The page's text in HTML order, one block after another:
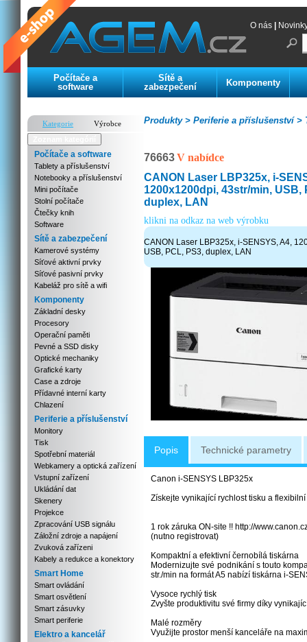
O nás
Počítače a
software
Sítě a
zabezpečení
Komponenty
Kategorie
Výrobce
Počítače a software
Tablety a příslušenství
Notebooky a příslušenství
Mini počítače
Stolní počítače
Čtečky knih
Software
Sítě a zabezpečení
Kamerové systémy
Síťové aktivní prvky
Síťové pasivní prvky
Kabeláž pro sítě a wifi
Komponenty
Základní desky
Procesory
Operační paměti
Pevné a SSD disky
Optické mechaniky
Grafické karty
Case a zdroje
Přídavné interní karty
Chlazení
Periferie a příslušenství
Monitory
Tisk
Spotřební materiál
Webkamery a optická zařízení
Vstupní zařízení
Ukládání dat
Skenery
Projekce
Zpracování USB signálu
Záložní zdroje a napájení
Zvuková zařízeni
Kabely a redukce a konektory
Smart Home
Smart ovládání
Smart osvětlení
Smart zásuvky
Smart periferie
Elektro a kancelář
Periferie a příslušenství >
Produkty >
76663V nabídce
CANON Laser LBP325x, i-
1200x1200dpi, 43str/min, USB,
duplex, LAN
klikni na odkaz na web výrobku
CANON Laser LBP325x, i-SENSYS, A4,
USB, PCL, PS3, duplex, LAN
Popis Technické parametry
Canon i-SENSYS LBP325x
Získejte vynikající rychlost tisku a
1 rok záruka ON-site !! http://
(nutno registrovat)
Kompaktní a efektivní černobílá tiskárna
Modernizujte své podnikání s touto
str./min na formát A5 nabízí tiskárna i-
Vysoce rychlý tisk
Zvyšte produktivitu své firmy díky
Malé rozměry
Využijte prostor menší kanceláře na